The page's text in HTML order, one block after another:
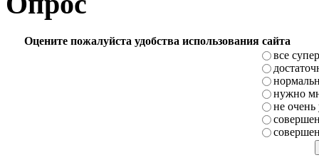
Оцените пожалуйста удобства использования сайта
все супер
нужно
не очень